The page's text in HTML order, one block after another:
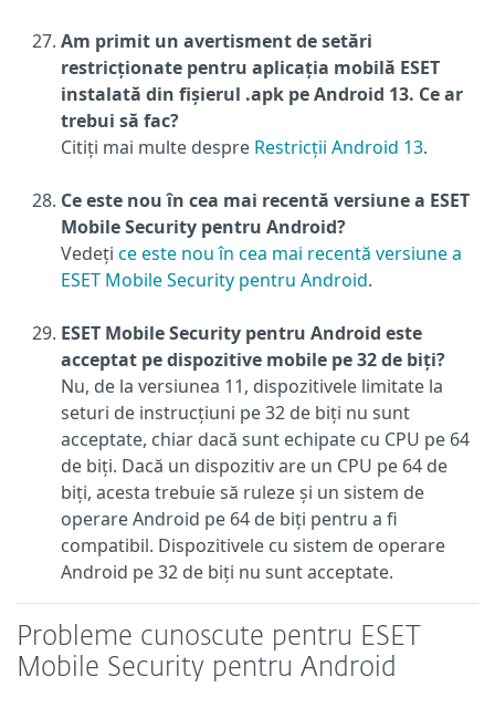
Am primit un avertisment de setări
restricționate pentru aplicația mobilă ESET
instalată din fișierul .apk pe Android 13. Ce ar
trebui să fac?
Citiți mai multe despre Restricții Android 13.
Ce este nou în cea mai recentă versiune a ESET
Mobile Security pentru Android?
Vedeți ce este nou în cea mai recentă versiune a
ESET Mobile Security pentru Android.
ESET Mobile Security pentru Android este
acceptat pe dispozitive mobile pe 32 de biți?
Nu, de la versiunea 11, dispozitivele limitate la
seturi de instrucțiuni pe 32 de biți nu sunt
acceptate, chiar dacă sunt echipate cu CPU pe 64
de biți. Dacă un dispozitiv are un CPU pe 64 de
biți, acesta trebuie să ruleze și un sistem de
operare Android pe 64 de biți pentru a fi
compatibil. Dispozitivele cu sistem de operare
Android pe 32 de biți nu sunt acceptate.
Probleme cunoscute pentru ESET
Mobile Security pentru Android